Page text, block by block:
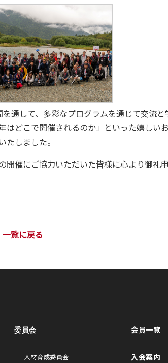
を通して、多彩なプログラムを通じて交流と
年はどこで開催されるのか」といった嬉し
たしました。
開催にご協力いただいた皆様に心より御礼申
一覧に戻る
委員会
人材育成委員会
会員一覧
入会案内